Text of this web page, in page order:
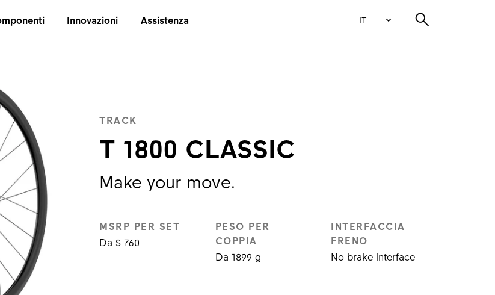
Innovazioni Assistenza IT
TRACK
T 1800 CLASSIC
Make your move.
MSRP PER SET
Da $ 760
PESO PER
COPPIA
Da 1899 g
INTERFACCIA
FRENO
No brake interface